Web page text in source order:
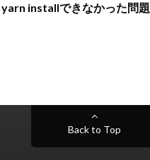
installできなかった問題
Back to Top